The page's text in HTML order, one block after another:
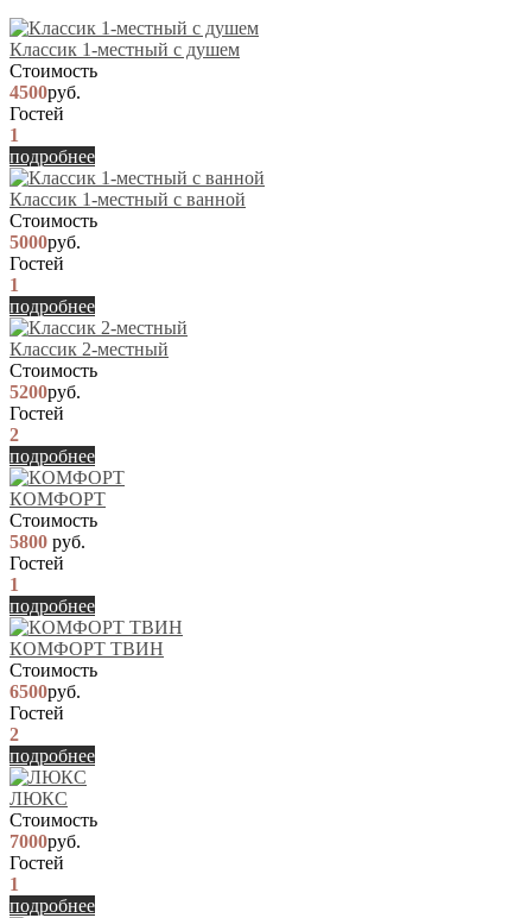
Классик 1-местный с душем
Стоимость
4500руб.
Гостей
1
подробнее
Классик 1-местный с ванной
Стоимость
5000руб.
Гостей
1
подробнее
Классик 2-местный
Стоимость
5200руб.
Гостей
2
подробнее
КОМФОРТ
Стоимость
5800 руб.
Гостей
1
подробнее
КОМФОРТ ТВИН
Стоимость
6500руб.
Гостей
2
подробнее
ЛЮКС
Стоимость
7000руб.
Гостей
1
подробнее